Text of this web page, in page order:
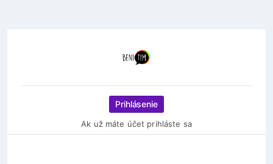
Prihlásenie
Ak už máte účet prihláste sa